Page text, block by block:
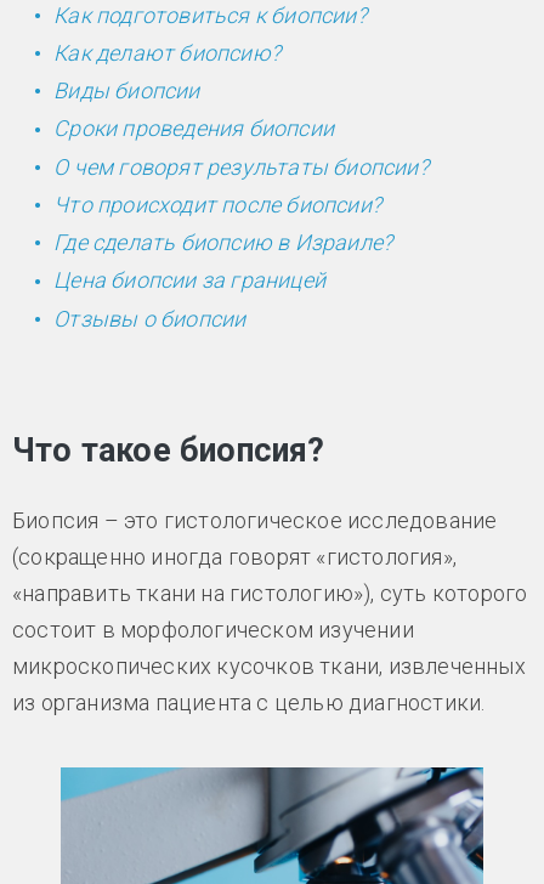
Как подготовиться к биопсии?
Как делают биопсию?
Виды биопсии
Сроки проведения биопсии
О чем говорят результаты биопсии?
Что происходит после биопсии?
Где сделать биопсию в Израиле?
Цена биопсии за границей
Отзывы о биопсии
Что такое биопсия?
Биопсия – это гистологическое исследование
(сокращенно иногда говорят «гистология»,
«направить ткани на гистологию»), суть которого
состоит в морфологическом изучении
микроскопических кусочков ткани, извлеченных
из организма пациента с целью диагностики.